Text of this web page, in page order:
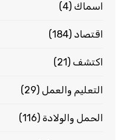
اسماك(4)
اقتصاد(184)
اكتشف(21)
التعليم والعمل(29)
الحمل والولادة(116)